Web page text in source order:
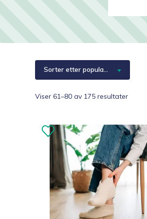
Reservedeler
Sorter etter popularitet
Viser 61–80 av 175 resultaterSortert